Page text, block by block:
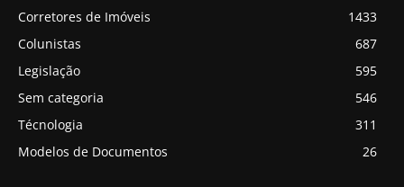
Corretores de Imóveis
1433
Colunistas
687
Legislação
595
Sem categoria
546
Técnologia
311
Modelos de Documentos
26